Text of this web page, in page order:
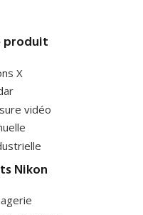
produit
X
vidéo
Nikon